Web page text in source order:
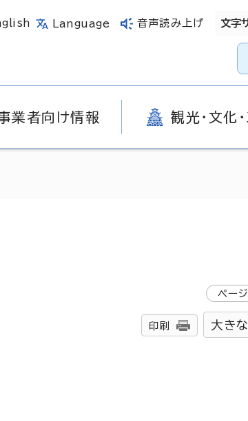
Language 音声読み上げ 文字
業者向け情報 観光・文化
ペー
印刷 大き